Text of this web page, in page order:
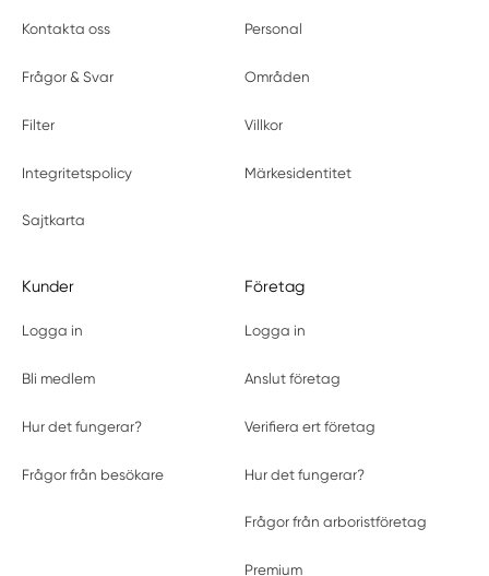
Kontakta oss Personal
Frågor & Svar Områden
Filter Villkor
Integritetspolicy Märkesidentitet
Sajtkarta
Kunder
Logga in
Bli medlem
Hur det fungerar?
Frågor från besökare
Företag
Logga in
Anslut företag
Verifiera ert företag
Hur det fungerar?
Frågor från arboristföretag
Premium